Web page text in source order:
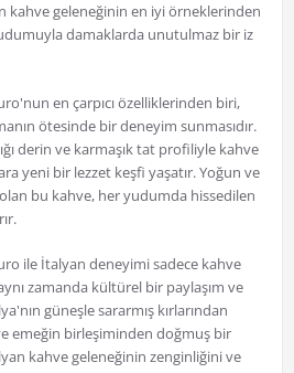
kahve geleneğinin en iyi örneklerinden
damaklarda unutulmaz bir iz
en çarpıcı özelliklerinden biri,
ötesinde bir deneyim sunmasıdır.
derin ve karmaşık tat profiliyle kahve
yeni bir lezzet keşfi yaşatır. Yoğun ve
bu kahve, her yudumda hissedilen
ile İtalyan deneyimi sadece kahve
zamanda kültürel bir paylaşım ve
güneşle sararmış kırlarından
emeğin birleşiminden doğmuş bir
kahve geleneğinin zenginliğini ve